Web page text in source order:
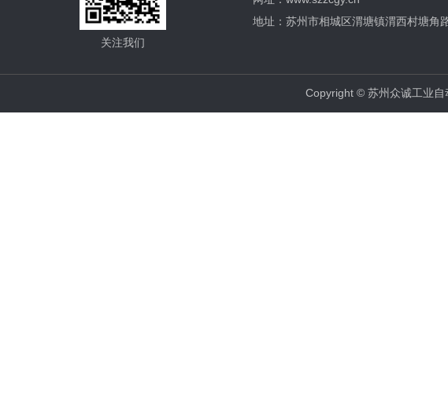
关注我们
地址：苏州市相城区渭塘镇渭西村塘角
Copyright © 苏州众诚工业